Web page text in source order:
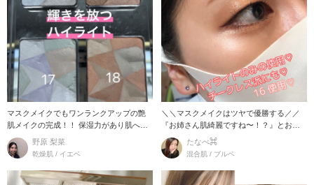
マスクメイクでもワンランクアップの艶
肌メイクの完成！！ 保湿力があり肌へも
密着しやすく長
野原 梨菜
乾燥肌 / イエベ
＼＼マスクメイクはツヤで優勝する／／
『お姉さん肌綺麗ですね〜！？』とお客
様に褒めて頂い
たなべ⌘
混合肌 / ブルベ